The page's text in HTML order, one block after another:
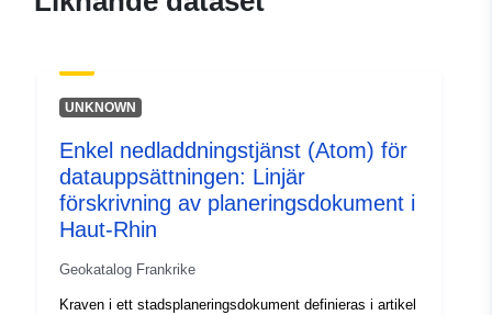
21e4586da702
Typ:
Resurs:
http://inspire.ec.europa.eu/
codelist/SpatialDataServiceType/
UNKNOWN
Enkel nedladdningstjänst (Atom) för
datauppsättningen: Linjär
förskrivning av planeringsdokument i
Haut-Rhin
Geokatalog Frankrike
Kraven i ett stadsplaneringsdokument definieras i artikel